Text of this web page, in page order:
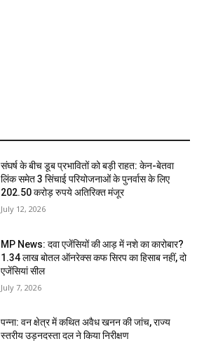
संघर्ष के बीच डूब प्रभावितों को बड़ी राहत: केन-बेतवा
लिंक समेत 3 सिंचाई परियोजनाओं के पुनर्वास के लिए
202.50 करोड़ रुपये अतिरिक्त मंजूर
July 12, 2026
MP News: दवा एजेंसियों की आड़ में नशे का कारोबार?
1.34 लाख बोतल ऑनरेक्स कफ सिरप का हिसाब नहीं, दो
एजेंसियां सील
July 7, 2026
पन्ना: वन क्षेत्र में कथित अवैध खनन की जांच, राज्य
स्तरीय उड़नदस्ता दल ने किया निरीक्षण